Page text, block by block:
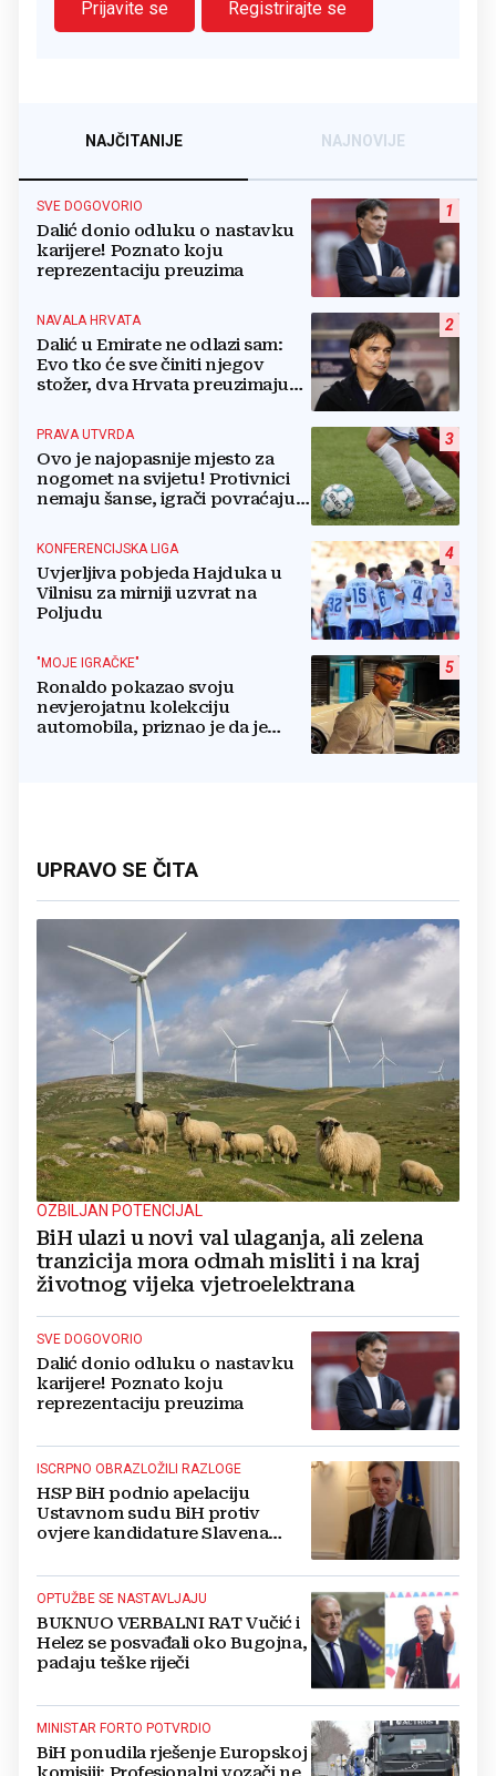
Prijavite se
Registrirajte se
NAJČITANIJE NAJNOVIJE
1
SVE DOGOVORIO
Dalić donio odluku o nastavku
karijere! Poznato koju
reprezentaciju preuzima
2
NAVALA HRVATA
Dalić u Emirate ne odlazi sam:
Evo tko će sve činiti njegov
stožer, dva Hrvata preuzimaju
3
PRAVA UTVRDA
Ovo je najopasnije mjesto za
nogomet na svijetu! Protivnici
nemaju šanse, igrači povraćaju,
4
KONFERENCIJSKA LIGA
Uvjerljiva pobjeda Hajduka u
Vilnisu za mirniji uzvrat na
Poljudu
5
"MOJE IGRAČKE"
Ronaldo pokazao svoju
nevjerojatnu kolekciju
automobila, priznao je da je
UPRAVO SE ČITA
OZBILJAN POTENCIJAL
BiH ulazi u novi val ulaganja, ali zelena
tranzicija mora odmah misliti i na kraj
životnog vijeka vjetroelektrana
SVE DOGOVORIO
Dalić donio odluku o nastavku
karijere! Poznato koju
reprezentaciju preuzima
ISCRPNO OBRAZLOŽILI RAZLOGE
HSP BiH podnio apelaciju
Ustavnom sudu BiH protiv
ovjere kandidature Slavena
OPTUŽBE SE NASTAVLJAJU
BUKNUO VERBALNI RAT Vučić i
Helez se posvađali oko Bugojna,
padaju teške riječi
MINISTAR FORTO POTVRDIO
BiH ponudila rješenje Europskoj